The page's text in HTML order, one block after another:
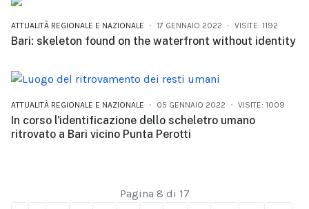
ATTUALITÀ REGIONALE E NAZIONALE 17 GENNAIO 2022 VISITE: 1192
Bari: skeleton found on the waterfront without identity
ATTUALITÀ REGIONALE E NAZIONALE 05 GENNAIO 2022 VISITE: 1009
In corso l'identificazione dello scheletro umano
ritrovato a Bari vicino Punta Perotti
Pagina 8 di 17